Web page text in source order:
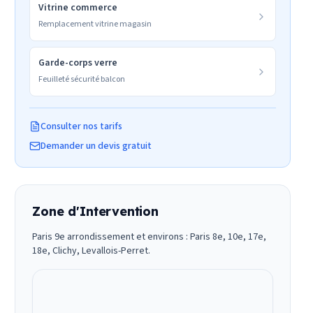
Vitrine commerce
Remplacement vitrine magasin
Garde-corps verre
Feuilleté sécurité balcon
Consulter nos tarifs
Demander un devis gratuit
Zone d'Intervention
Paris 9e arrondissement et environs : Paris 8e, 10e, 17e,
18e, Clichy, Levallois-Perret.